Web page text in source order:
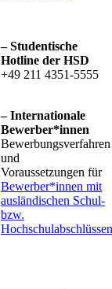
– Studentische
Hotline der HSD
+49 211 4351-5555
– Internatio​nale
Bewerber*innen​
Bewerbungsverfahren
und
Voraussetzungen für
Bewerber*innen mit
ausländischen Schul-
bzw.